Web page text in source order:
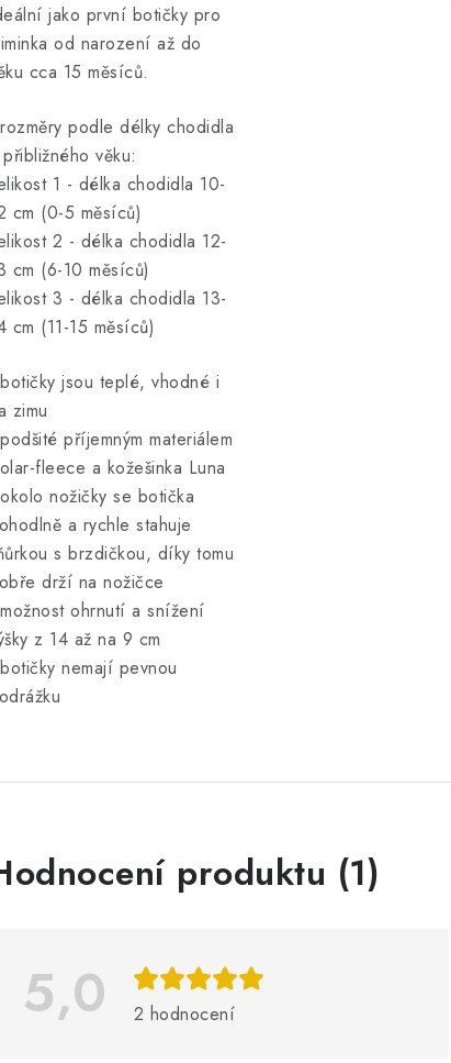
jako první botičky pro
od narození až do
cca 15 měsíců.
podle délky chodidla
věku:
1 - délka chodidla 10-
cm (0-5 měsíců)
2 - délka chodidla 12-
cm (6-10 měsíců)
3 - délka chodidla 13-
cm (11-15 měsíců)
jsou teplé, vhodné i
zimu
příjemným materiálem
fleece a kožešinka Luna
nožičky se botička
a rychle stahuje
s brzdičkou, díky tomu
drží na nožičce
ohrnutí a snížení
z 14 až na 9 cm
nemají pevnou
produktu (1)
5,0 2 hodnocení